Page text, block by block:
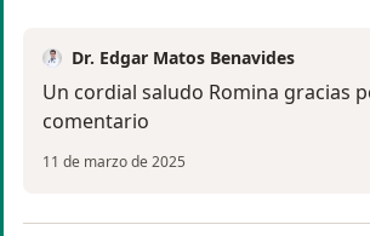
asthmatic patients: A cross-sectional
America
ERS Monograph
2017 | Journal article
Dr. Edgar Matos Benavides
Un cordial saludo Romina gracias
comentario
11 de marzo de 2025